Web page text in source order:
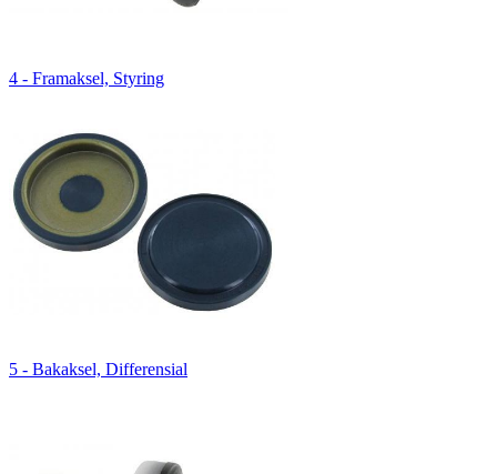
4 - Framaksel, Styring
5 - Bakaksel, Differensial